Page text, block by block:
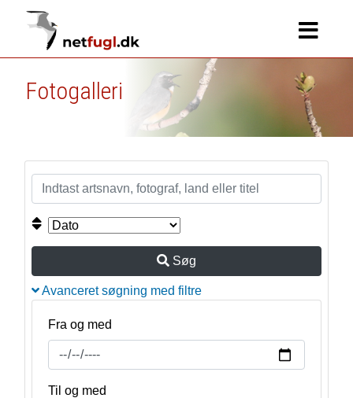
Fotogalleri
Søg
Avanceret søgning med filtre
Fra og med
Til og med